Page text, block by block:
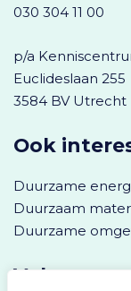
030 304 11 00
p/a
Euclideslaan 255
3584 BV Utrecht
Ook
Duurzame
Duurzaam
Duurzame
Volg ons